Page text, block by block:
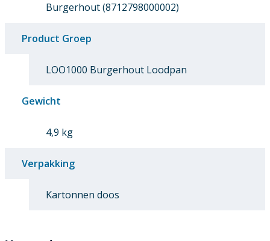
Burgerhout (8712798000002)
Product Groep
LOO1000 Burgerhout Loodpan
Gewicht
4,9 kg
Verpakking
Kartonnen doos